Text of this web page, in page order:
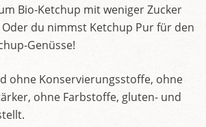
Bio-Ketchup mit weniger Zucker
Oder du nimmst Ketchup Pur für den
Genüsse!
ohne Konservierungsstoffe, ohne
ohne Farbstoffe, gluten- und